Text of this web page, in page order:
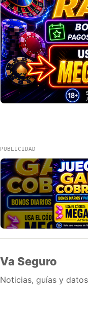
PUBLICIDAD
Va Seguro
Noticias, guías y